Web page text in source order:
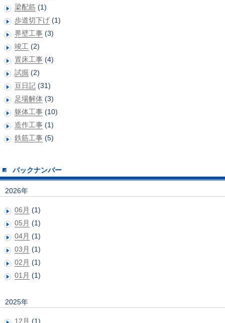
梁配筋 (1)
歩道切下げ (1)
界壁工事 (3)
竣工 (2)
置床工事 (4)
試掘 (2)
豆日記 (31)
足場解体 (3)
躯体工事 (10)
造作工事 (1)
鉄筋工事 (5)
バックナンバー
2026年
06月 (1)
05月 (1)
04月 (1)
03月 (1)
02月 (1)
01月 (1)
2025年
12月 (1)